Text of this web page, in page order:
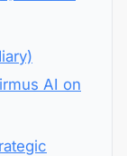
AI on